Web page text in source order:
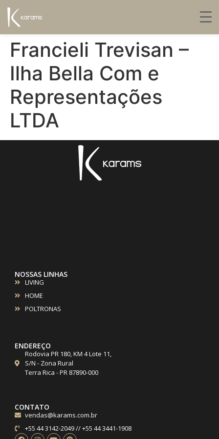
Francieli Trevisan –
Ilha Bella Com e
Representações
LTDA
NOSSAS LINHAS
LIVING
HOME
POLTRONAS
ENDEREÇO
Rodovia PR 180, KM 4 Lote 11,
S/N - Zona Rural
Terra Rica - PR 87890-000
CONTATO
vendas@karams.com.br
+55 44 3142-2049 // +55 44 3441-1908